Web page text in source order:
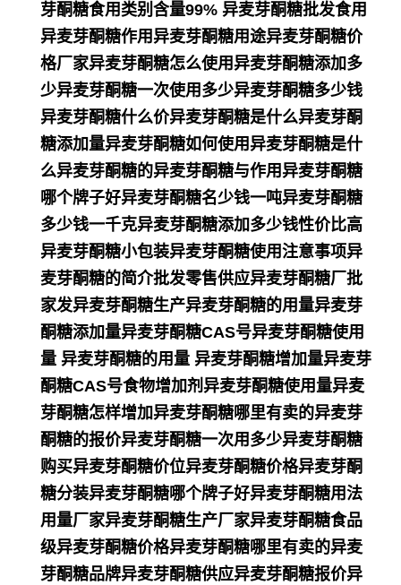
芽酮糖食用类别含量99% 异麦芽酮糖批发食用
异麦芽酮糖作用异麦芽酮糖用途异麦芽酮糖价
格厂家异麦芽酮糖怎么使用异麦芽酮糖添加多
少异麦芽酮糖一次使用多少异麦芽酮糖多少钱
异麦芽酮糖什么价异麦芽酮糖是什么异麦芽酮
糖添加量异麦芽酮糖如何使用异麦芽酮糖是什
么异麦芽酮糖的异麦芽酮糖与作用异麦芽酮糖
哪个牌子好异麦芽酮糖名少钱一吨异麦芽酮糖
多少钱一千克异麦芽酮糖添加多少钱性价比高
异麦芽酮糖小包装异麦芽酮糖使用注意事项异
麦芽酮糖的简介批发零售供应异麦芽酮糖厂批
家发异麦芽酮糖生产异麦芽酮糖的用量异麦芽
酮糖添加量异麦芽酮糖CAS号异麦芽酮糖使用
量 异麦芽酮糖的用量 异麦芽酮糖增加量异麦芽
酮糖CAS号食物增加剂异麦芽酮糖使用量异麦
芽酮糖怎样增加异麦芽酮糖哪里有卖的异麦芽
酮糖的报价异麦芽酮糖一次用多少异麦芽酮糖
购买异麦芽酮糖价位异麦芽酮糖价格异麦芽酮
糖分装异麦芽酮糖哪个牌子好异麦芽酮糖用法
用量厂家异麦芽酮糖生产厂家异麦芽酮糖食品
级异麦芽酮糖价格异麦芽酮糖哪里有卖的异麦
芽酮糖品牌异麦芽酮糖供应异麦芽酮糖报价异